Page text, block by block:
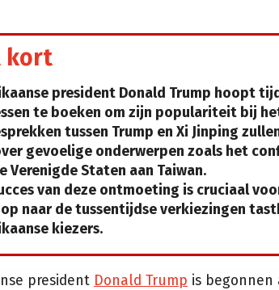
kort
president Donald Trump hoopt
te boeken om zijn populariteit bij
tussen Trump en Xi Jinping
gevoelige onderwerpen zoals het
Verenigde Staten aan Taiwan.
van deze ontmoeting is cruciaal
naar de tussentijdse verkiezingen
kiezers.
president Donald Trump is begonnen